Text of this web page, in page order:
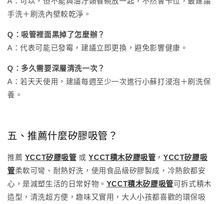
手洗＋刷洗內壁較乾淨。
Q：吸管裡面黑掉了怎麼辦？
A：代表可能已發霉，建議立即更換，避免影響健康。
Q：多久需要深層清洗一次？
A：若天天使用，建議每週至少一次進行小蘇打浸泡＋刷洗保
養。
五、推薦什麼矽膠吸管？
推薦 YCCT矽膠吸管 或YCCT積木矽膠吸管 ，YCCT矽膠吸
管柔軟可彎、耐熱好洗，使用食品級矽膠製成，冷熱飲都安
心，是減塑生活的日常好物。 YCCT積木矽膠吸管可拆式積木
造型，清洗超方便，趣味又實用，大人小孩都喜歡的環保吸